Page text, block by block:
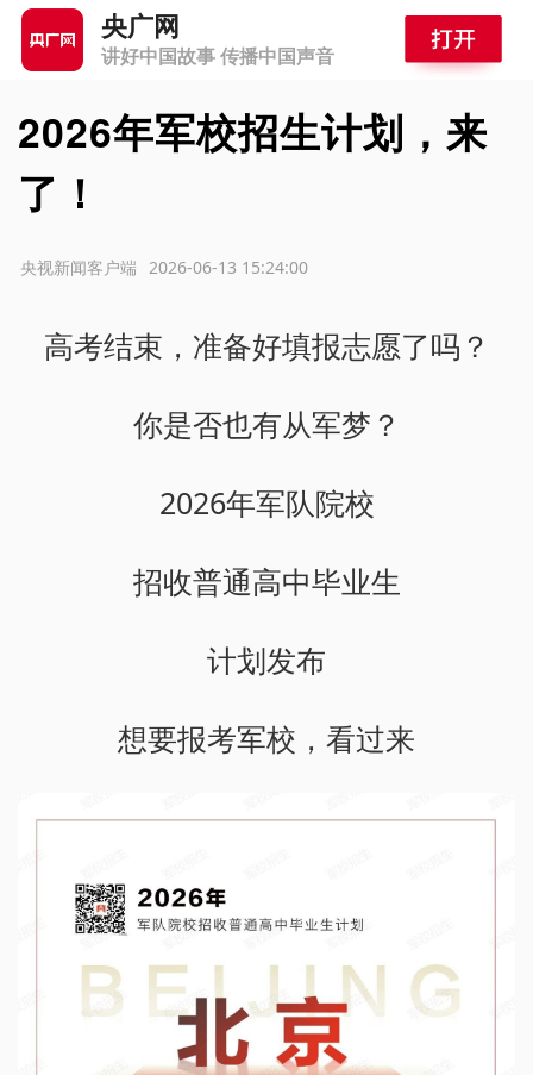
央广网
讲好中国故事 传播中国声音
2026年军校招生计划，来
了！
2026-06-13 15:24:00
央视新闻客户端
高考结束，准备好填报志愿了吗？
你是否也有从军梦？
2026年军队院校
招收普通高中毕业生
计划发布
想要报考军校，看过来